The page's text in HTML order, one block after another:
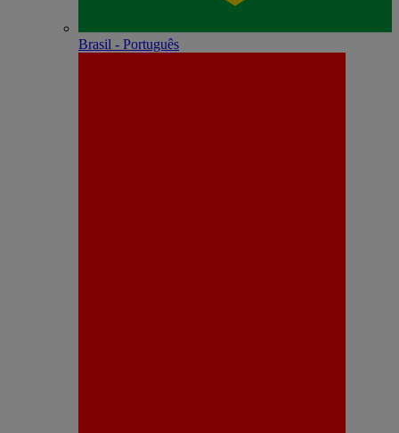
Brasil - Português